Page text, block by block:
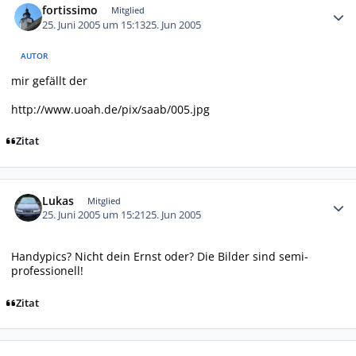
fortissimo Mitglied
25. Juni 2005 um 15:1325. Jun 2005
AUTOR
mir gefällt der
http://www.uoah.de/pix/saab/005.jpg
Zitat
Lukas Mitglied
25. Juni 2005 um 15:2125. Jun 2005
Handypics? Nicht dein Ernst oder? Die Bilder sind semi-
professionell!
Zitat